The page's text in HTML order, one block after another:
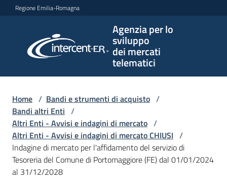
Vai al contenuto
Vai alla navigazione
Vai al footer
Regione Emilia-Romagna
Agenzia per lo
sviluppo
dei mercati
telematici
per lo
sviluppo
telematici
L'Agenzia
Home / Bandi e strumenti di acquisto /
Bandi altri Enti /
Altri Enti - Avvisi e indagini di mercato /
Altri Enti - Avvisi e indagini di mercato CHIUSI /
Indagine di mercato per l'affidamento del servizio di
Tesoreria del Comune di Portomaggiore (FE) dal 01/01/2024
al 31/12/2028